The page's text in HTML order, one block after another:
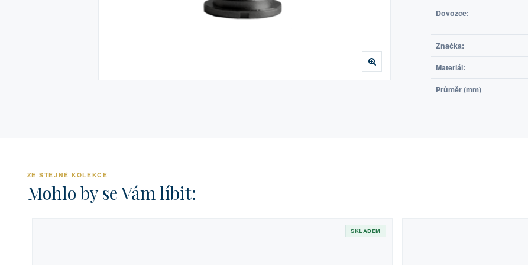
Dovozce:
Značka:
Materiál:
Průměr (mm)
ZE STEJNÉ KOLEKCE
Mohlo by se Vám líbit:
SKLADEM